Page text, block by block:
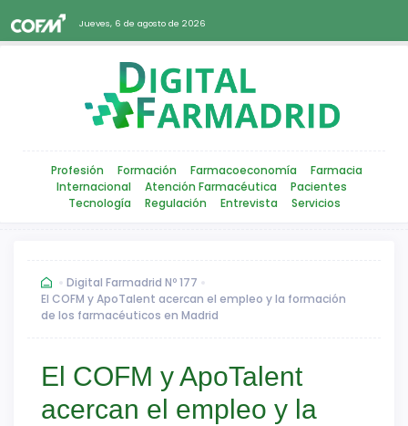
Jueves, 6 de agosto de 2026
Profesión Formación Farmacoeconomía
Farmacia
Internacional
Atención Farmacéutica
Pacientes
Tecnología
Regulación Entrevista Servicios
Digital Farmadrid Nº 177
El COFM y ApoTalent acercan el empleo y la formación
de los farmacéuticos en Madrid
El COFM y ApoTalent
acercan el empleo y la